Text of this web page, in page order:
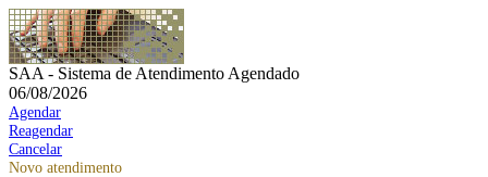
SAA - Sistema de Atendimento Agendado
06/08/2026
Agendar
Reagendar
Cancelar
Novo atendimento